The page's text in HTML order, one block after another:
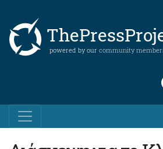
powered by our community